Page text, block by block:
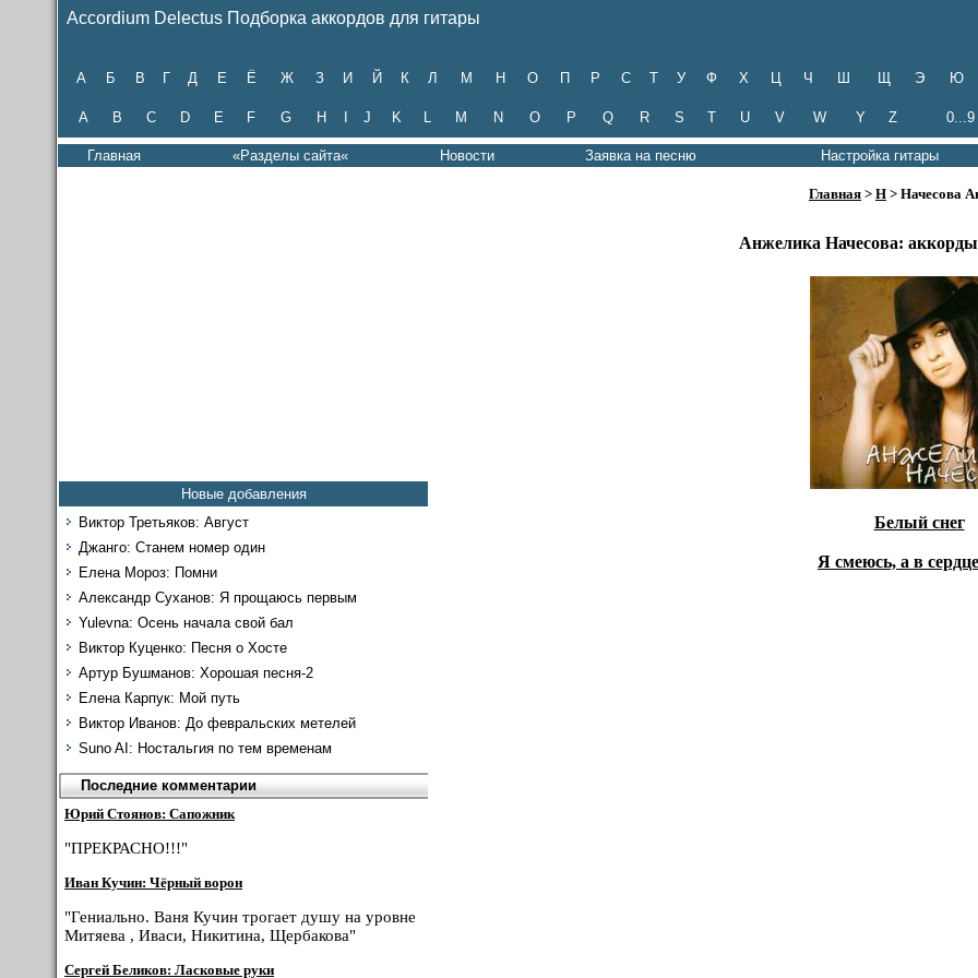
Accordium Delectus Подборка аккордов для гитары
А Б В Г Д Е Ё Ж З И Й К Л М Н О П Р С Т У Ф Х Ц Ч Ш Щ Э Ю
A B C D E F G H J K L M N O P Q R S T U V W Y Z 0...9
Главная «Разделы сайта« Новости Заявка на песню Настройка гитары
Новые добавления
Виктор Третьяков: Август
Джанго: Станем номер один
Елена Мороз: Помни
Александр Суханов: Я прощаюсь первым
Yulevna: Осень начала свой бал
Виктор Куценко: Песня о Хосте
Артур Бушманов: Хорошая песня-2
Елена Карпук: Мой путь
Виктор Иванов: До февральских метелей
Suno AI: Ностальгия по тем временам
Последние комментарии
Юрий Стоянов: Сапожник
"ПРЕКРАСНО!!!"
Иван Кучин: Чёрный ворон
"Гениально. Ваня Кучин трогает душу на уровне
Митяева , Иваси, Никитина, Щербакова"
Сергей Беликов: Ласковые руки
Главная > Н > Начесова
Анжелика Начесова: аккорды
Белый снег
Я смеюсь, а в